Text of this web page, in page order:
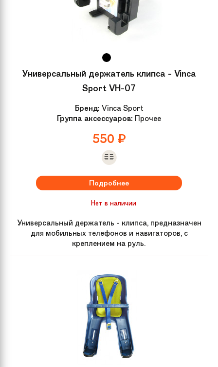
Универсальный держатель клипса - Vinca
Sport VH-07
Бренд: Vinca Sport
Группа аксессуаров: Прочее
550 ₽
Подробнее
Нет в наличии
Универсальный держатель - клипса, предназначен
для мобильных телефонов и навигаторов, с
креплением на руль.